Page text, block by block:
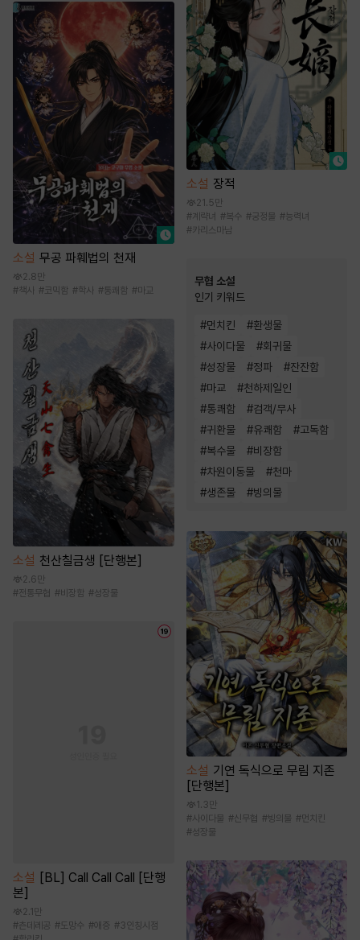
소설 무공 파훼법의 천재
2.8만
# 책사 #코믹함 #학사 #통쾌함 #마교
소설 천산칠금생 [단행본]
2.6만
#전통무협 #비장함 #성장물
소설 [BL] Call Call Call [단행
본]
2.1만
#츤데레공 #도망수 #애증 #3인칭시점
소설 장적
21.5만
#계략녀 #복수 #궁정물 #능력녀
#카리스마남
무협 소설
인기 키워드
#먼치킨 #환생물
#사이다물 #회귀물
#성장물 #정파 #잔잔함
#마교 #천하제일인
#통쾌함 #검객/무사
#귀환물 #유쾌함 #고독함
#복수물 #비장함
#차원이동물 #천마
#생존물 #빙의물
소설 기연 독식으로 무림 지존
[단행본]
1.3만
#사이다물 #신무협 #빙의물 #먼치킨
#성장물